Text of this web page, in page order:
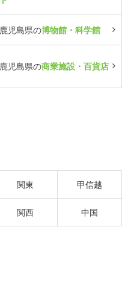
鹿児島県の博物館・科学館
鹿児島県の商業施設・百貨店
関東 甲信越
関西 中国